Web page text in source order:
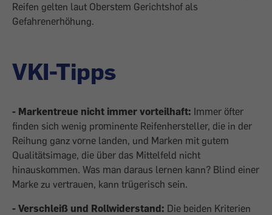
Reifen gelten laut Oberstem Gerichtshof als
Gefahrenerhöhung.
VKI-Tipps
- Markentreue nicht immer vorteilhaft: Immer öfter
finden sich wenig prominente Reifenhersteller, die in der
Reihung ganz vorne landen, und Marken mit gutem
Qualitätsimage, die über das Mittelfeld nicht
hinauskommen. Was man daraus lernen kann? Blind einer
Marke zu vertrauen, kann trügerisch sein.
- Verschleiß und Rollwiderstand: Die beiden Kriterien